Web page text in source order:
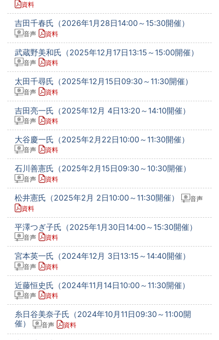
資料
吉田千春氏（2026年1月28日14:00～15:30開催）
音声 資料
武蔵野美和氏（2025年12月17日13:15～15:00開催）
音声 資料
太田千尋氏（2025年12月15日09:30～11:30開催）
音声 資料
吉田亮一氏（2025年12月 4日13:20～14:10開催）
音声 資料
大谷慶一氏（2025年2月22日10:00～11:30開催）
音声 資料
石川善憲氏（2025年2月15日09:30～10:30開催）
音声 資料
松井憲氏（2025年2月 2日10:00～11:30開催）
音声
資料
平澤つぎ子氏（2025年1月30日14:00～15:30開催）
音声 資料
宮本英一氏（2024年12月 3日13:15～14:40開催）
音声 資料
近藤恒史氏（2024年11月14日10:00～11:30開催）
音声 資料
糸日谷美奈子氏（2024年10月11日09:30～11:00開
催）
音声 資料